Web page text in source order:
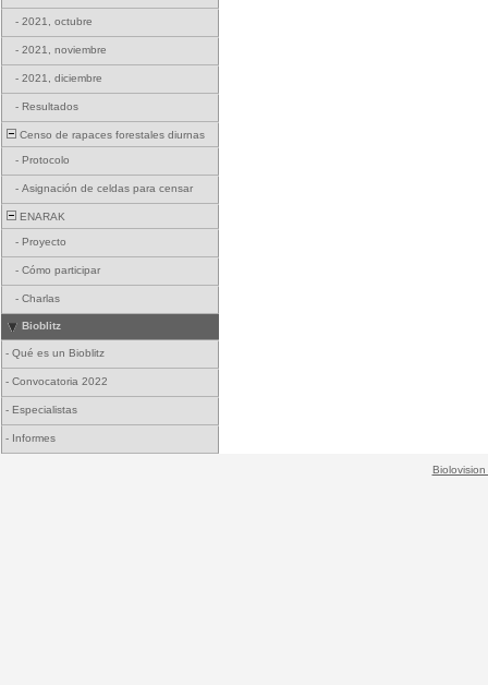
- 2021, octubre
- 2021, noviembre
- 2021, diciembre
- Resultados
Censo de rapaces forestales diurnas
- Protocolo
- Asignación de celdas para censar
ENARAK
- Proyecto
- Cómo participar
- Charlas
Bioblitz
- Qué es un Bioblitz
- Convocatoria 2022
- Especialistas
- Informes
Biolovision